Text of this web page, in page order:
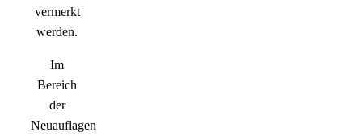
vermerkt
werden.
Im
Bereich
der
Neuauflagen